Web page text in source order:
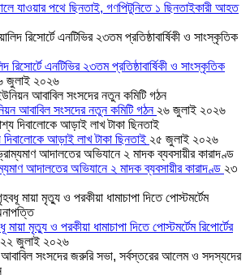
যাওয়ার পথে ছিনতাই, গণপিটুনিতে ১ ছিনতাইকারী আহত
রিসোর্টে এনটিভির ২৩তম প্রতিষ্ঠাবার্ষিকী ও সাংস্কৃতিক
জুলাই ২০২৬
আবাবিল সংসদের নতুন কমিটি গঠন ২৬ জুলাই ২০২৬
দিবালোকে আড়াই লাখ টাকা ছিনতাই ২৫ জুলাই ২০২৬
আদালতের অভিযানে ২ মাদক ব্যবসায়ীর কারাদণ্ড ২৩
মৃত্যু ও পরকীয়া ধামাচাপা দিতে পোস্টমর্টেম রিপোর্টের
২২ জুলাই ২০২৬